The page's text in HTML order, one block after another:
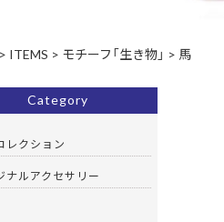
> ITEMS > モチーフ「生き物」 > 馬
Category
レクション
ナルアクセサリー